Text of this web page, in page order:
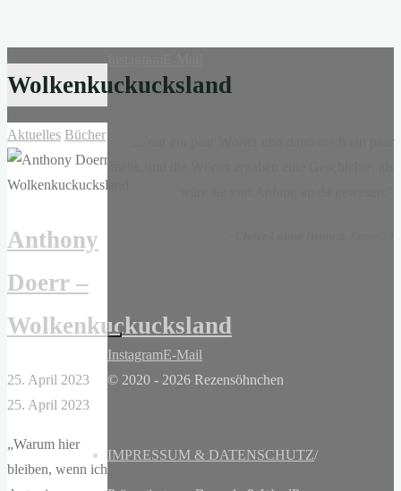
Wolkenkuckucksland
Aktuelles Bücher
Anthony
Doerr –
Wolkenkuckucksland
25. April 2023
25. April 2023
„Warum hier
bleiben, wenn ich
InstagramE-Mail
© 2020 - 2026 Rezensöhnchen
IMPRESSUM & DATENSCHUTZ/